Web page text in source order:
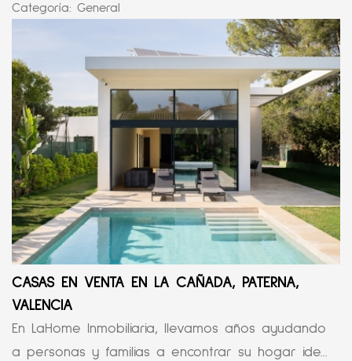
Categoría: General
CASAS EN VENTA EN LA CAÑADA, PATERNA,
VALENCIA
En LaHome Inmobiliaria, llevamos años ayudando
a personas y familias a encontrar su hogar ide...